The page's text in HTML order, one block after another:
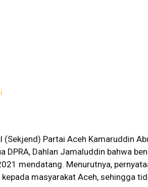
(Sekjend) Partai Aceh Kamaruddin
DPRA, Dahlan Jamaluddin bahwa
mendatang. Menurutnya,
masyarakat Aceh, sehingga